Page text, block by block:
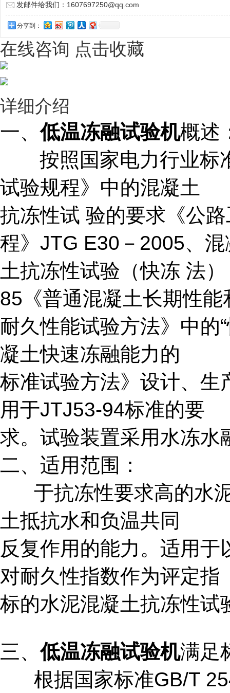
发邮件给我们：1607697250@qq.com
分享到：
在线咨询 点击收藏
详细介绍
一、低温冻融试验机概述
按照国家电力行业标
试验规程》中的混凝土
抗冻性试 验的要求《公
程》JTG E30－2005、混
土抗冻性试验（快冻 法
85《普通混凝土长期性能
耐久性能试验方法》中的
凝土快速冻融能力的
标准试验方法》设计、生
用于JTJ53-94标准的要
求。试验装置采用水冻水
二、适用范围：
于抗冻性要求高的水
土抵抗水和负温共同
反复作用的能力。适用
对耐久性指数作为评定指
标的水泥混凝土抗冻性
三、低温冻融试验机满足
根据国家标准GB/T